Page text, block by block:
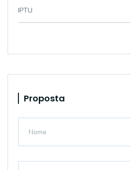
IPTU
Proposta